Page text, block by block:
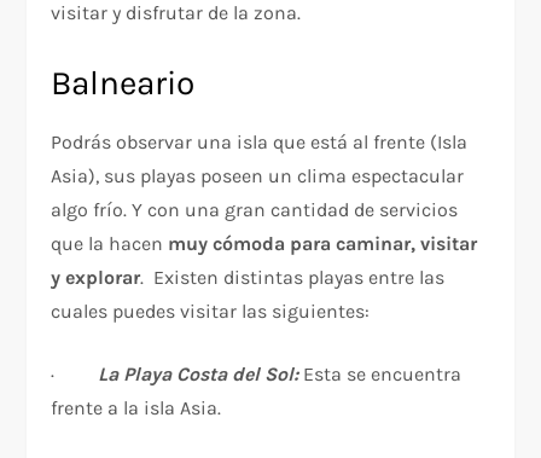
visitar y disfrutar de la zona.
Balneario
Podrás observar una isla que está al frente (Isla
Asia), sus playas poseen un clima espectacular
algo frío. Y con una gran cantidad de servicios
que la hacen muy cómoda para caminar, visitar
y explorar. Existen distintas playas entre las
cuales puedes visitar las siguientes:
· La Playa Costa del Sol:Esta se encuentra
frente a la isla Asia.